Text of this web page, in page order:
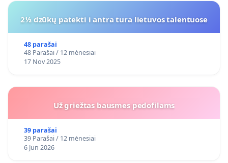
2½ dzūkų patekti i antra tura lietuvos talentuose
48 parašai
48 Parašai / 12 mėnesiai
17 Nov 2025
Už griežtas bausmes pedofilams
39 parašai
39 Parašai / 12 mėnesiai
6 Jun 2026